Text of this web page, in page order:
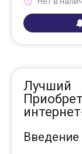
Лучший
Введение